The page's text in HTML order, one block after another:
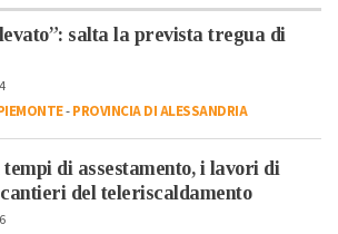
salta la prevista tregua di
-PROVINCIA DI ALESSANDRIA
di assestamento, i lavori di
del teleriscaldamento